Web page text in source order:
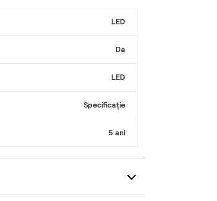
LED
Da
LED
Specificație
5 ani